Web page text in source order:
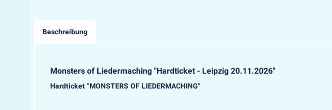
Beschreibung
Monsters of Liedermaching "Hardticket - Leipzig 20.11.2026"
Hardticket "MONSTERS OF LIEDERMACHING"